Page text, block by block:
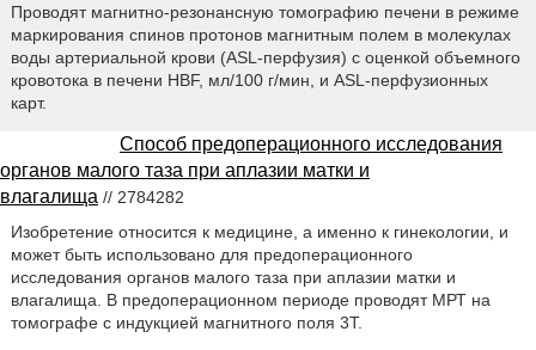
Проводят магнитно-резонансную томографию печени в режиме
маркирования спинов протонов магнитным полем в молекулах
воды артериальной крови (ASL-перфузия) с оценкой объемного
кровотока в печени HBF, мл/100 г/мин, и ASL-перфузионных
карт.
Способ предоперационного исследования
органов малого таза при аплазии матки и
влагалища // 2784282
Изобретение относится к медицине, а именно к гинекологии, и
может быть использовано для предоперационного
исследования органов малого таза при аплазии матки и
влагалища. В предоперационном периоде проводят МРТ на
томографе с индукцией магнитного поля 3Т.